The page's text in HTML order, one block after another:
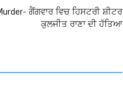
ਗੈਂਗਵਾਰ ਵਿਚ ਹਿਸਟਰੀ ਸ਼ੀਟਰ
ਕੁਲਜੀਤ ਰਾਣਾ ਦੀ ਹੱਤਿਆ